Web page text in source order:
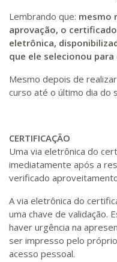
Lembrando que: mesmo
aprovação, o certificado
eletrônica,
que ele selecionou para
Mesmo depois de
curso até o último dia do
CERTIFICAÇÃO
Uma via eletrônica do
imediatamente após a
verificado
A via eletrônica do
uma chave de validação.
haver urgência na
ser impresso pelo
acesso pessoal.